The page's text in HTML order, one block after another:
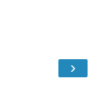
›